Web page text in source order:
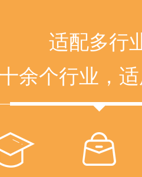
适配多行
余个行业，